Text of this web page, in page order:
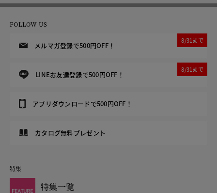
FOLLOW US
メルマガ登録で500円OFF！
8/31まで
LINEお友達登録で500円OFF！
8/31まで
アプリダウンロードで500円OFF！
カタログ無料プレゼント
特集
特集一覧